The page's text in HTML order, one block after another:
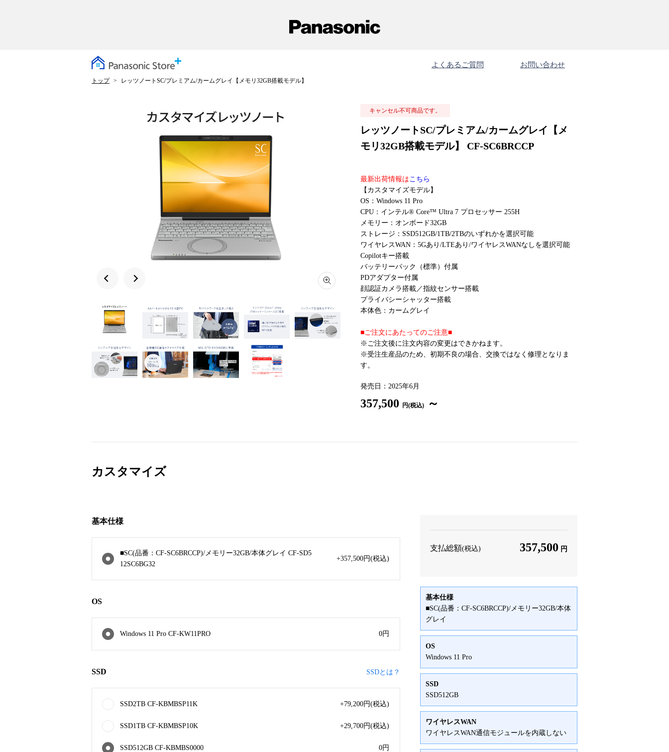
よくあるご質問 お問い合わせ
トップ レッツノートSC/プレミアム/カームグレイ【メモリ32GB搭載モデル】
キャンセル不可商品です。
レッツノートSC/プレミアム/カームグレイ【メ
モリ32GB搭載モデル】 CF-SC6BRCCP
最新出荷情報はこちら
【カスタマイズモデル】
OS：Windows 11 Pro
CPU：インテル® Core™ Ultra 7 プロセッサー 255H
メモリー：オンボード32GB
ストレージ：SSD512GB/1TB/2TBのいずれかを選択可能
ワイヤレスWAN：5Gあり/LTEあり/ワイヤレスWANなしを選択可能
Copilotキー搭載
バッテリーパック（標準）付属
PDアダプター付属
顔認証カメラ搭載／指紋センサー搭載
プライバシーシャッター搭載
本体色：カームグレイ
■ご注文にあたってのご注意■
※ご注文後に注文内容の変更はできかねます。
※受注生産品のため、初期不良の場合、交換ではなく修理となりま
す。
発売日：2025年6月
357,500 円(税込) ～
カスタマイズ
基本仕様
■SC(品番：CF-SC6BRCCP)/メモリー32GB/本体グレイ CF-SD5
12SC6BG32
+357,500円(税込)
OS
Windows 11 Pro CF-KW11PRO 0円
SSD SSDとは？
SSD2TB CF-KBMBSP11K +79,200円(税込)
SSD1TB CF-KBMBSP10K +29,700円(税込)
SSD512GB CF-KBMBS0000 0円
支払総額(税込) 357,500 円
基本仕様
■SC(品番：CF-SC6BRCCP)/メモリー32GB/本体
グレイ
OS
Windows 11 Pro
SSD
SSD512GB
ワイヤレスWAN
ワイヤレスWAN通信モジュールを内蔵しない